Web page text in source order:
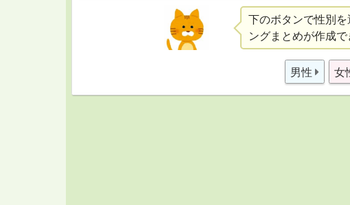
下のボタンで性別
ングまとめが作成
男性 女